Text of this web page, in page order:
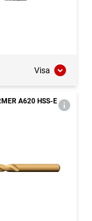
Visa
A620 HSS-E